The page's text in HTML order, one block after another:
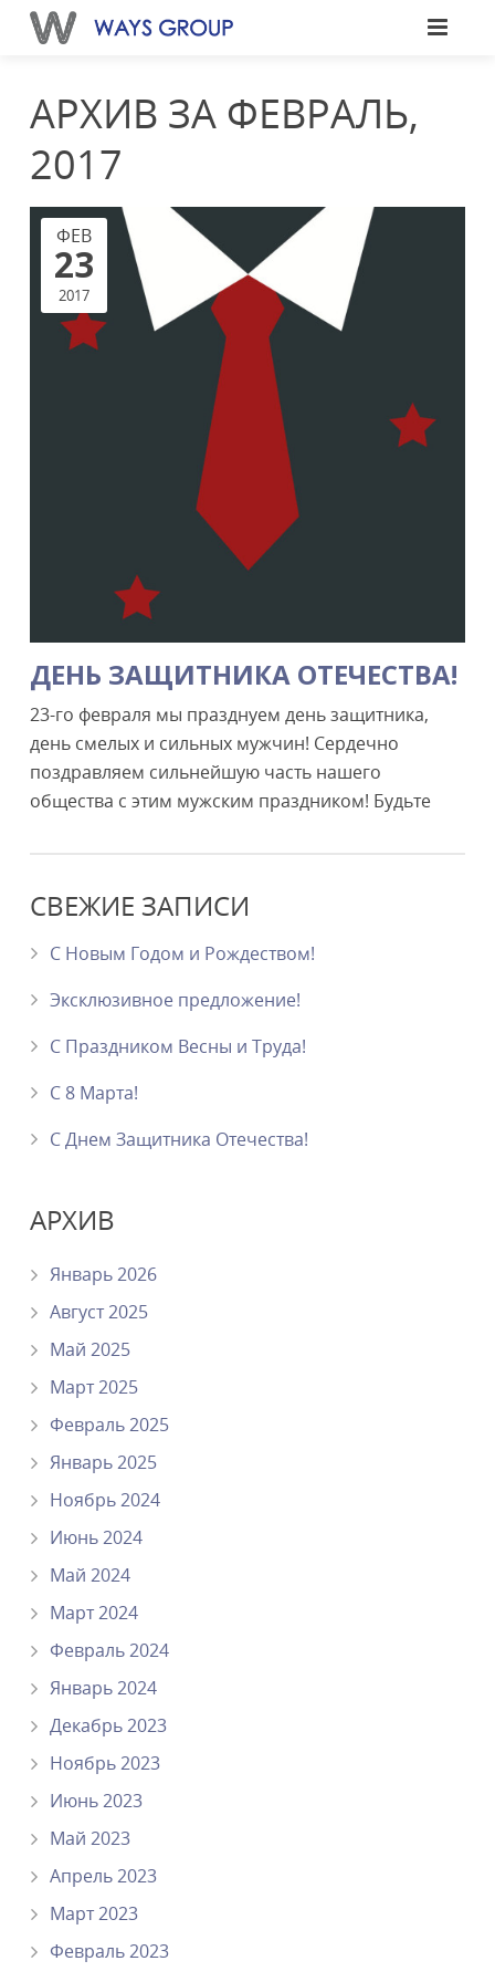
АРХИВ ЗА ФЕВРАЛЬ,
2017
ДЕНЬ ЗАЩИТНИКА ОТЕЧЕСТВА!
ФЕВ
23
2017
23-го февраля мы празднуем день защитника,
день смелых и сильных мужчин! Сердечно
поздравляем сильнейшую часть нашего
общества с этим мужским праздником! Будьте
СВЕЖИЕ ЗАПИСИ
С Новым Годом и Рождеством!
Эксклюзивное предложение!
С Праздником Весны и Труда!
С 8 Марта!
C Днем Защитника Отечества!
АРХИВ
Январь 2026
Август 2025
Май 2025
Март 2025
Февраль 2025
Январь 2025
Ноябрь 2024
Июнь 2024
Май 2024
Март 2024
Февраль 2024
Январь 2024
Декабрь 2023
Ноябрь 2023
Июнь 2023
Май 2023
Апрель 2023
Март 2023
Февраль 2023